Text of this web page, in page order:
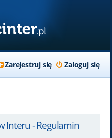
Zaloguj się
Zarejestruj się
Interu - Regulamin